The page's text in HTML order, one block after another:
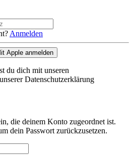
Anmelden
Apple anmelden
du dich mit unseren
Datenschutzerklärung
die deinem Konto zugeordnet ist.
dein Passwort zurückzusetzen.